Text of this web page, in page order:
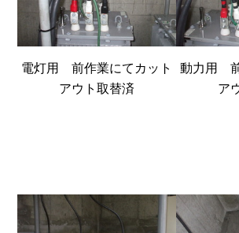
電灯用 前作業にてカット
アウト取替済
動力用
ア